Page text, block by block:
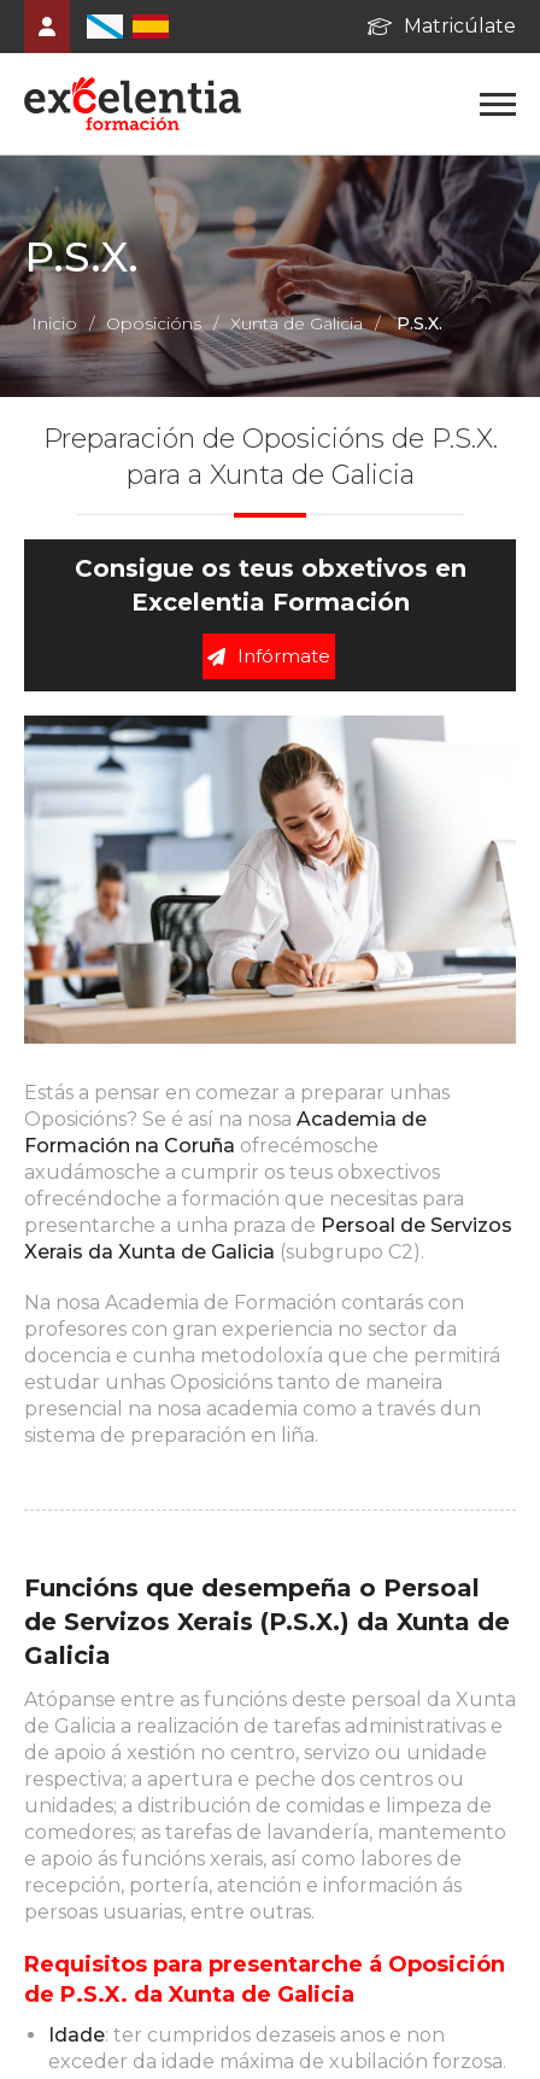
Matricúlate
P.S.X.
Inicio / Oposicións / Xunta de Galicia / P.S.X.
Preparación de Oposicións de P.S.X.
para a Xunta de Galicia
Consigue os teus obxetivos en
Excelentia Formación
Infórmate
Estás a pensar en comezar a preparar unhas
Oposicións? Se é así na nosa Academia de
Formación na Coruña ofrecémosche
axudámosche a cumprir os teus obxectivos
ofrecéndoche a formación que necesitas para
presentarche a unha praza de Persoal de Servizos
Xerais da Xunta de Galicia (subgrupo C2).
Na nosa Academia de Formación contarás con
profesores con gran experiencia no sector da
docencia e cunha metodoloxía que che permitirá
estudar unhas Oposicións tanto de maneira
presencial na nosa academia como a través dun
sistema de preparación en liña.
Funcións que desempeña o Persoal
de Servizos Xerais (P.S.X.) da Xunta de
Galicia
Atópanse entre as funcións deste persoal da Xunta
de Galicia a realización de tarefas administrativas e
de apoio á xestión no centro, servizo ou unidade
respectiva; a apertura e peche dos centros ou
unidades; a distribución de comidas e limpeza de
comedores; as tarefas de lavandería, mantemento
e apoio ás funcións xerais, así como labores de
recepción, portería, atención e información ás
persoas usuarias, entre outras.
Requisitos para presentarche á Oposición
de P.S.X. da Xunta de Galicia
Idade: ter cumpridos dezaseis anos e non
exceder da idade máxima de xubilación forzosa.